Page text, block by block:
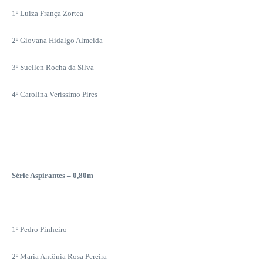
1º Luiza França Zortea
2º Giovana Hidalgo Almeida
3º Suellen Rocha da Silva
4º Carolina Veríssimo Pires
Série Aspirantes – 0,80m
1º Pedro Pinheiro
2º Maria Antônia Rosa Pereira